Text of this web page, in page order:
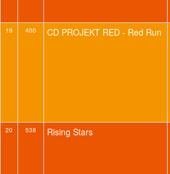
19 400 CD PROJEKT RED - Red Run
20 538 Rising Stars